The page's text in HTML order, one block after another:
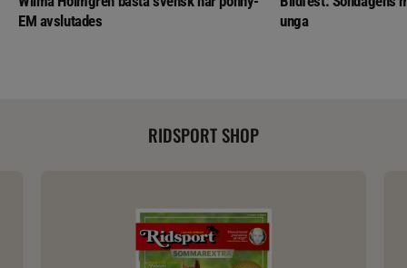
EM avslutades
unga
RIDSPORT SHOP